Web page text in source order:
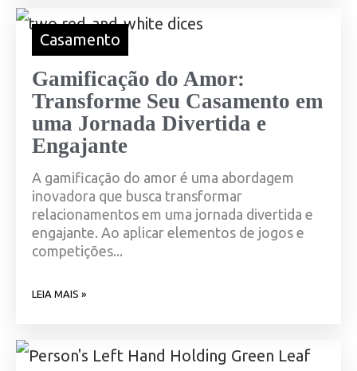
Casamento
Gamificação do Amor:
Transforme Seu Casamento em
uma Jornada Divertida e
Engajante
A gamificação do amor é uma abordagem
inovadora que busca transformar
relacionamentos em uma jornada divertida e
engajante. Ao aplicar elementos de jogos e
competições...
LEIA MAIS »